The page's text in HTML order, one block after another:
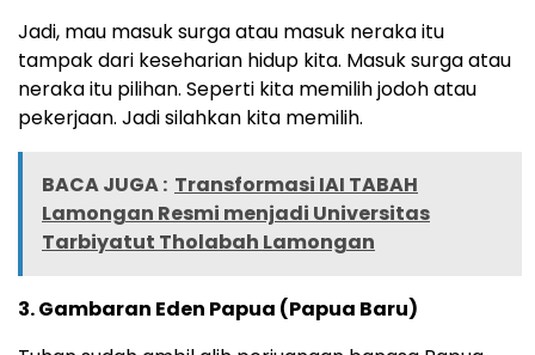
Jadi, mau masuk surga atau masuk neraka itu
tampak dari keseharian hidup kita. Masuk surga atau
neraka itu pilihan. Seperti kita memilih jodoh atau
pekerjaan. Jadi silahkan kita memilih.
BACA JUGA : Transformasi IAI TABAH
Lamongan Resmi menjadi Universitas
Tarbiyatut Tholabah Lamongan
3. Gambaran Eden Papua (Papua Baru)